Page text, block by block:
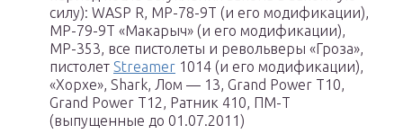
силу): WASP R, MP-78-9Т (и его модификации),
MP-79-9Т «Макарыч» (и его модификации),
МР-353, все пистолеты и револьверы «Гроза»,
пистолет Streamer 1014 (и его модификации),
«Хорхе», Shark, Лом — 13, Grand Power Т10,
Grand Power Т12, Ратник 410, ПМ-Т
(выпущенные до 01.07.2011)